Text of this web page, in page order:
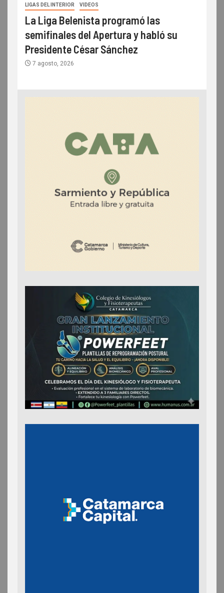
LIGAS DEL INTERIOR VIDEOS
La Liga Belenista programó las
semifinales del Apertura y habló su
Presidente César Sánchez
7 agosto, 2026